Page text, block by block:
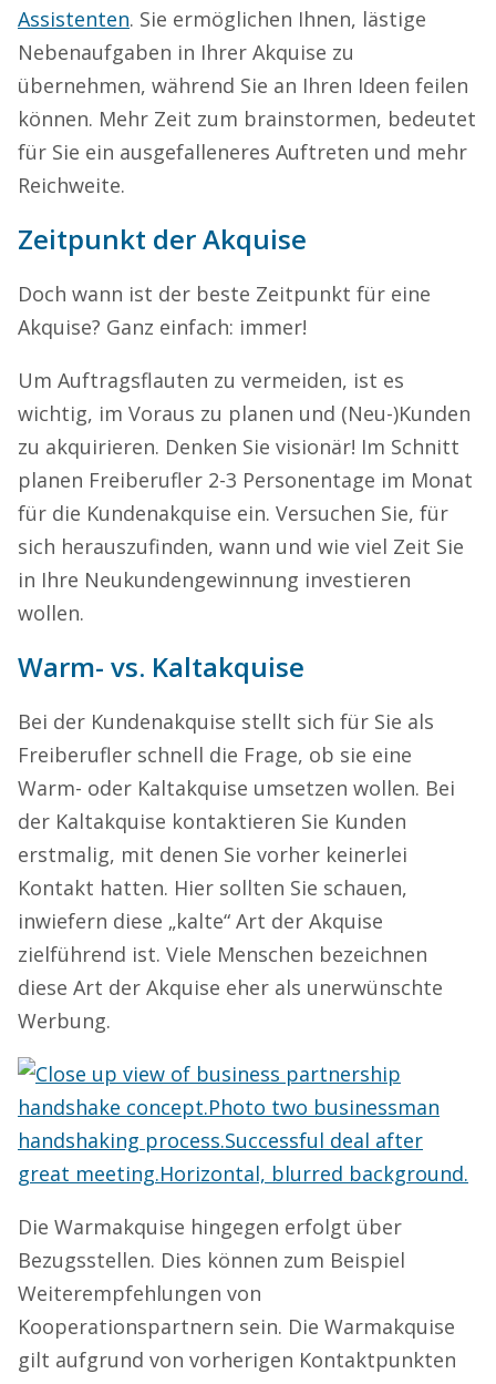
Assistenten. Sie ermöglichen Ihnen, lästige
Nebenaufgaben in Ihrer Akquise zu
übernehmen, während Sie an Ihren Ideen feilen
können. Mehr Zeit zum brainstormen, bedeutet
für Sie ein ausgefalleneres Auftreten und mehr
Reichweite.
Zeitpunkt der Akquise
Doch wann ist der beste Zeitpunkt für eine
Akquise? Ganz einfach: immer!
Um Auftragsflauten zu vermeiden, ist es
wichtig, im Voraus zu planen und (Neu-)Kunden
zu akquirieren. Denken Sie visionär! Im Schnitt
planen Freiberufler 2-3 Personentage im Monat
für die Kundenakquise ein. Versuchen Sie, für
sich herauszufinden, wann und wie viel Zeit Sie
in Ihre Neukundengewinnung investieren
wollen.
Warm- vs. Kaltakquise
Bei der Kundenakquise stellt sich für Sie als
Freiberufler schnell die Frage, ob sie eine
Warm- oder Kaltakquise umsetzen wollen. Bei
der Kaltakquise kontaktieren Sie Kunden
erstmalig, mit denen Sie vorher keinerlei
Kontakt hatten. Hier sollten Sie schauen,
inwiefern diese „kalte“ Art der Akquise
zielführend ist. Viele Menschen bezeichnen
diese Art der Akquise eher als unerwünschte
Werbung.
Die Warmakquise hingegen erfolgt über
Bezugsstellen. Dies können zum Beispiel
Weiterempfehlungen von
Kooperationspartnern sein. Die Warmakquise
gilt aufgrund von vorherigen Kontaktpunkten